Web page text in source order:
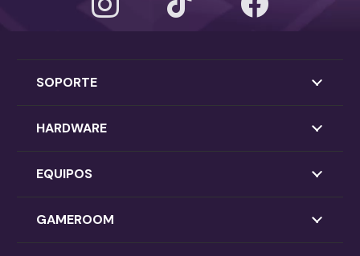
SOPORTE
HARDWARE
EQUIPOS
GAMEROOM